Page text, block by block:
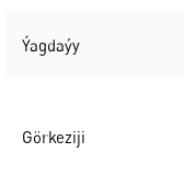
Ýagdaýy
Görkeziji